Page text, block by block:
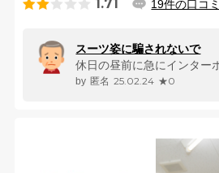
1.71 19件の口コミ
スーツ姿に騙されないで
匿名 25.02.24 ★0